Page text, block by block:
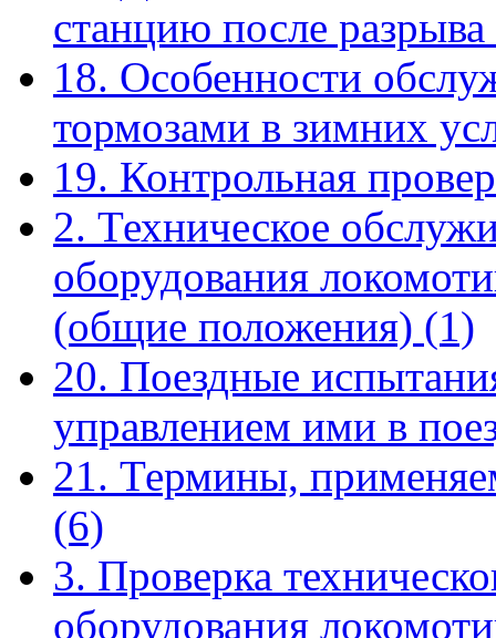
станцию после разрыва
18. Особенности
тормозами в зимних
19. Контрольная
2. Техническое
оборудования
(общие положения) (1)
20. Поездные
управлением ими в
21. Термины,
(6)
3. Проверка
оборудования